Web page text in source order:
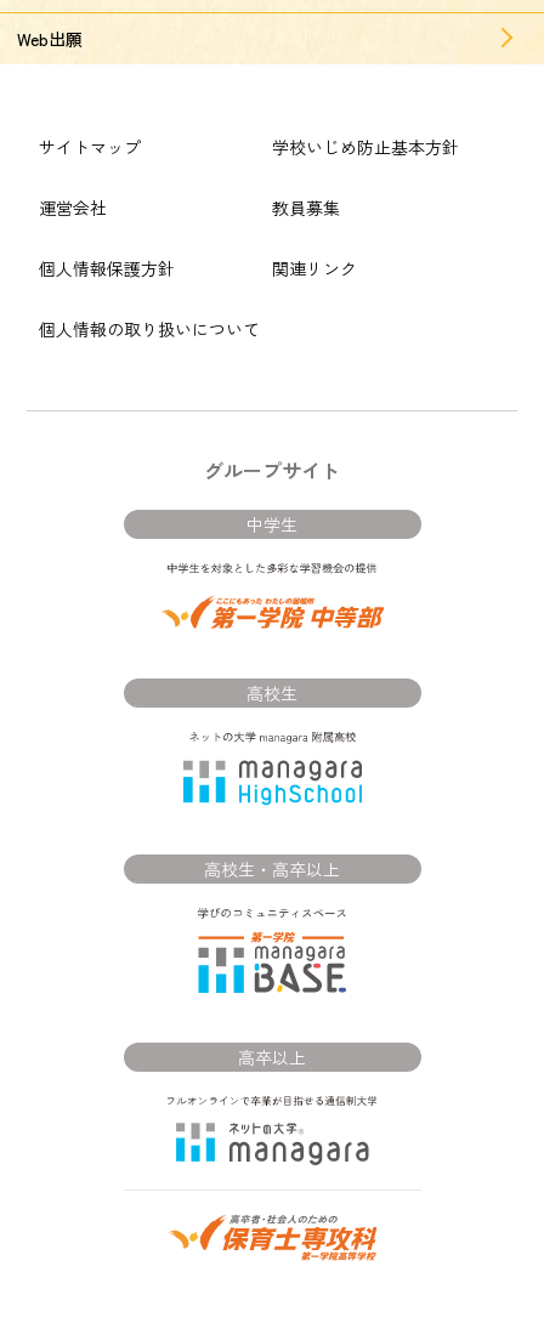
Web出願
サイトマップ
運営会社
個人情報保護方針
個人情報の取り扱いについて
学校いじめ防止基本方針
教員募集
関連リンク
グループサイト
中学生
高校生
高校生・高卒以上
高卒以上